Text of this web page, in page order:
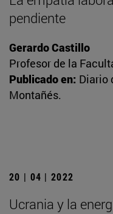
pendiente
Gerardo Castillo
Profesor de la
Publicado en: Diario
Montañés.
20 | 04 | 2022
Ucrania y la